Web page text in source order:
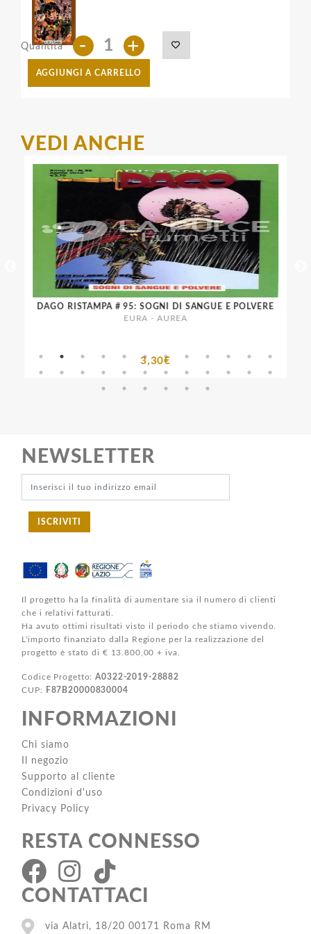
Quantità - +
AGGIUNGI A CARRELLO
VEDI ANCHE
DAGO RISTAMPA # 95: SOGNI DI SANGUE E POLVERE
EURA - AUREA
3,30€
NEWSLETTER
ISCRIVITI
Il progetto ha la finalità di aumentare sia il numero di clienti
che i relativi fatturati.
Ha avuto ottimi risultati visto il periodo che stiamo vivendo.
L'importo finanziato dalla Regione per la realizzazione del
progetto è stato di € 13.800,00 + iva.
Codice Progetto:A0322-2019-28882
CUP:
F87B20000830004
INFORMAZIONI
Chi siamo
Il negozio
Supporto al cliente
Condizioni d'uso
Privacy Policy
RESTA CONNESSO
CONTATTACI
via Alatri, 18/20 00171 Roma RM